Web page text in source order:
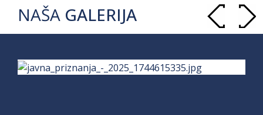
NAŠA GALERIJA